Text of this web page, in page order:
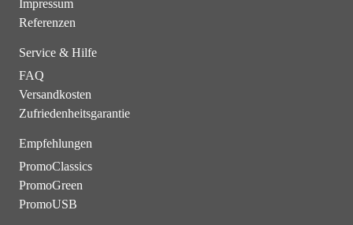
Impressum
Referenzen
Service & Hilfe
FAQ
Versandkosten
Zufriedenheitsgarantie
Empfehlungen
PromoClassics
PromoGreen
PromoUSB